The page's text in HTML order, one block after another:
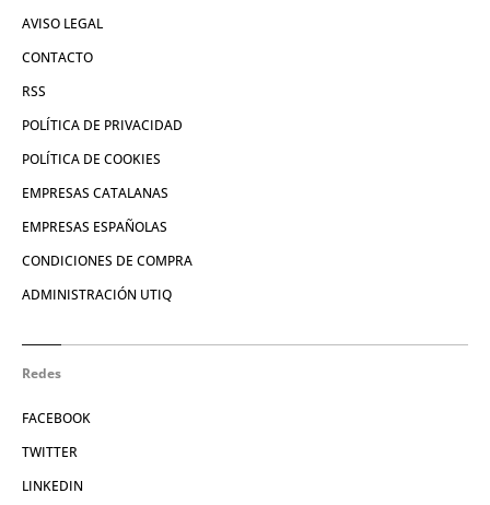
AVISO LEGAL
CONTACTO
RSS
POLÍTICA DE PRIVACIDAD
POLÍTICA DE COOKIES
EMPRESAS CATALANAS
EMPRESAS ESPAÑOLAS
CONDICIONES DE COMPRA
ADMINISTRACIÓN UTIQ
Redes
FACEBOOK
TWITTER
LINKEDIN